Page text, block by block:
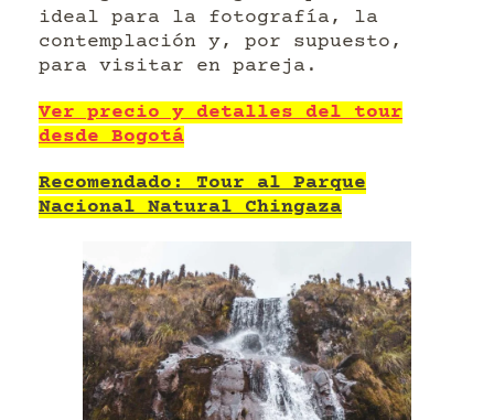
ideal para la fotografía, la
contemplación y, por supuesto,
para visitar en pareja.
Ver precio y detalles del tour
desde Bogotá
Recomendado: Tour al Parque
Nacional Natural Chingaza